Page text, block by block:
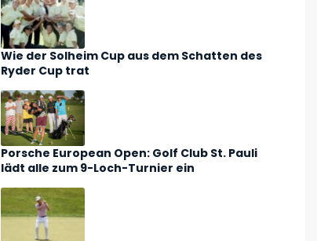
Wie der Solheim Cup aus dem Schatten des
Ryder Cup trat
Porsche European Open: Golf Club St. Pauli
lädt alle zum 9-Loch-Turnier ein